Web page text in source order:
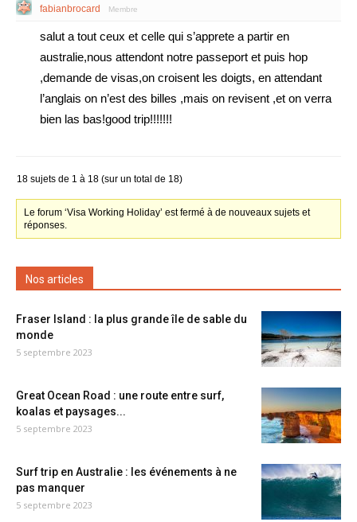
fabianbrocard Membre
salut a tout ceux et celle qui s’apprete a partir en
australie,nous attendont notre passeport et puis hop
,demande de visas,on croisent les doigts, en attendant
l’anglais on n’est des billes ,mais on revisent ,et on verra
bien las bas!good trip!!!!!!!
18 sujets de 1 à 18 (sur un total de 18)
Le forum ‘Visa Working Holiday’ est fermé à de nouveaux sujets et
réponses.
Nos articles
Fraser Island : la plus grande île de sable du
monde
5 septembre 2023
Great Ocean Road : une route entre surf,
koalas et paysages...
5 septembre 2023
Surf trip en Australie : les événements à ne
pas manquer
5 septembre 2023